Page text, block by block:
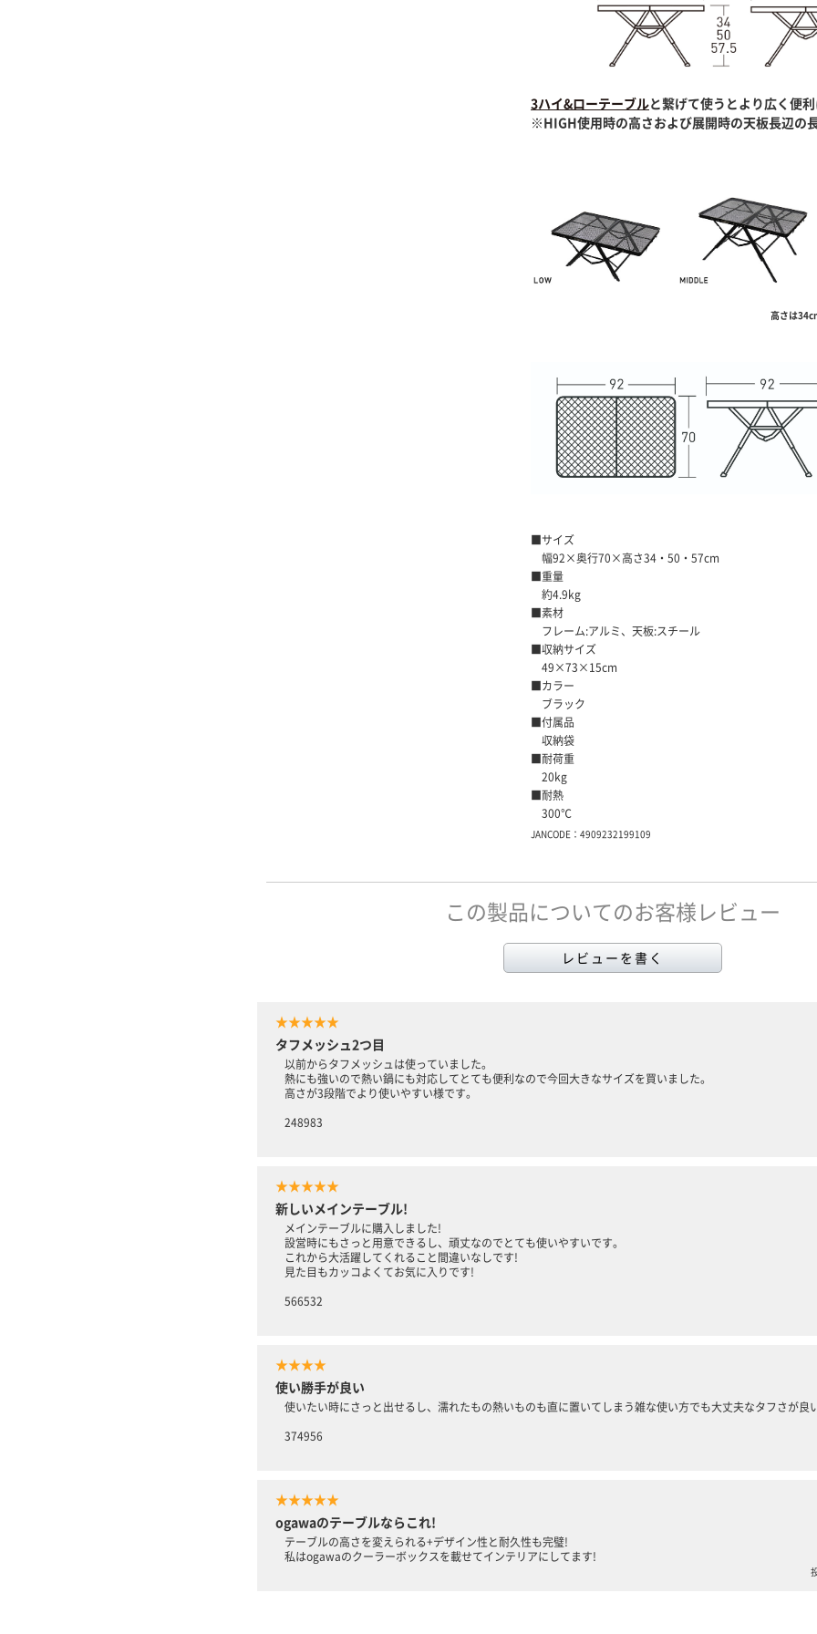
3ハイ&ローテーブルと繋げて使うとより広く便利
※HIGH使用時の高さおよび展開時の天板長辺の
高さは
■サイズ
幅92×奥行70×高さ34・50・57cm
■重量
約4.9kg
■素材
フレーム:アルミ、天板:スチール
■収納サイズ
49×73×15cm
■カラー
ブラック
■付属品
収納袋
■耐荷重
20kg
■耐熱
300℃
JANCODE：4909232199109
この製品についてのお客様レビュー
レビューを書く
★★★★★
タフメッシュ2つ目
以前からタフメッシュは使っていました。
熱にも強いので熱い鍋にも対応してとても便利なので今回大きなサイズを買いました。
高さが3段階でより使いやすい様です。
248983
★★★★★
新しいメインテーブル!
メインテーブルに購入しました!
設営時にもさっと用意できるし、頑丈なのでとても使いやすいです。
これから大活躍してくれること間違いなしです!
見た目もカッコよくてお気に入りです!
566532
★★★★
使い勝手が良い
使いたい時にさっと出せるし、濡れたもの熱いものも直に置いてしまう雑な使い方でも大丈夫なタフさが良
374956
★★★★★
ogawaのテーブルならこれ!
テーブルの高さを変えられる+デザイン性と耐久性も完璧!
私はogawaのクーラーボックスを載せてインテリアにしてます!